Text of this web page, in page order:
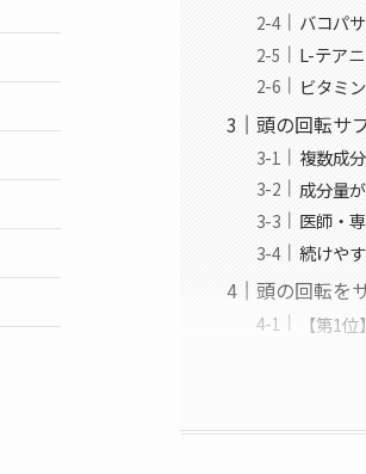
バコパ
L-テア
ビタミ
頭の回転サ
複数成
成分量
医師・
続けや
頭の回転を
【第1